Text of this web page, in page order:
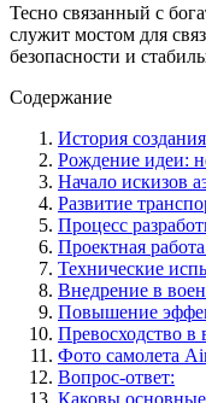
Тесно связанный с
служит мостом для
безопасности и
Содержание
История
Рождение идеи:
Начало искизов
Развитие
Процесс
Проектная
Технические
Внедрение в
Повышение
Превосходство в
Фото самолета
Вопрос-ответ:
Каковы основные